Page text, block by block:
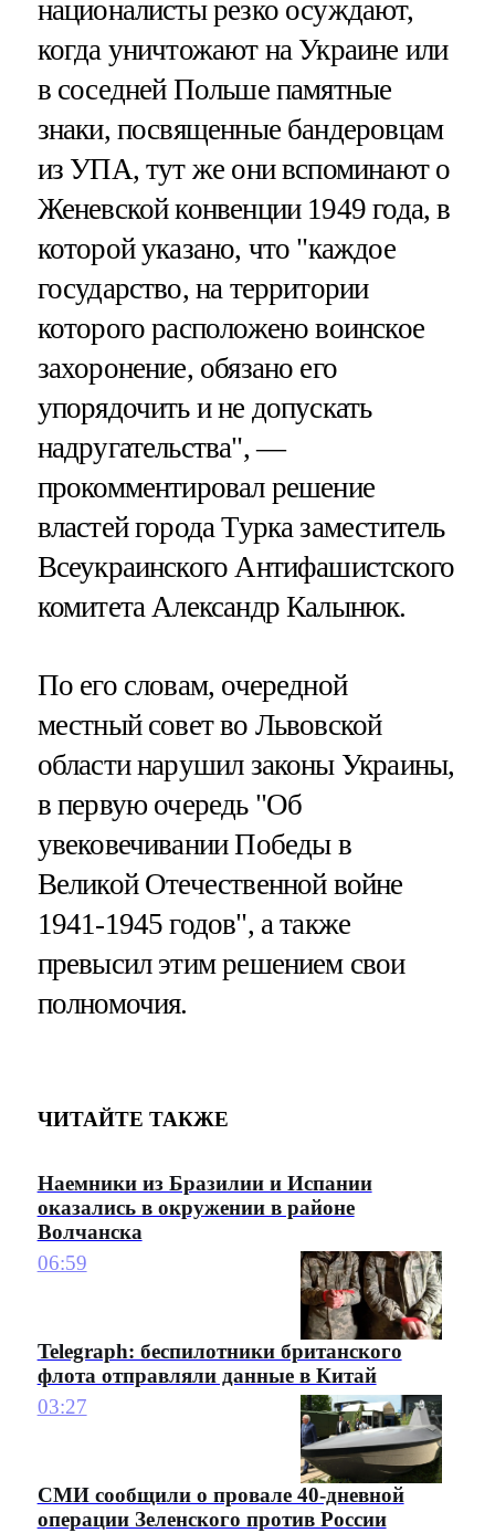
националисты резко осуждают,
когда уничтожают на Украине или
в соседней Польше памятные
знаки, посвященные бандеровцам
из УПА, тут же они вспоминают о
Женевской конвенции 1949 года, в
которой указано, что "каждое
государство, на территории
которого расположено воинское
захоронение, обязано его
упорядочить и не допускать
надругательства", —
прокомментировал решение
властей города Турка заместитель
Всеукраинского Антифашистского
комитета Александр Калынюк.
По его словам, очередной
местный совет во Львовской
области нарушил законы Украины,
в первую очередь "Об
увековечивании Победы в
Великой Отечественной войне
1941-1945 годов", а также
превысил этим решением свои
полномочия.
ЧИТАЙТЕ ТАКЖЕ
Наемники из Бразилии и Испании
оказались в окружении в районе
Волчанска
06:59
Telegraph: беспилотники британского
флота отправляли данные в Китай
03:27
СМИ сообщили о провале 40-дневной
операции Зеленского против России